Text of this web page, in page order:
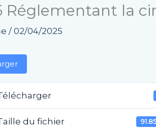
Réglementant la
/02/04/2025
du fichier